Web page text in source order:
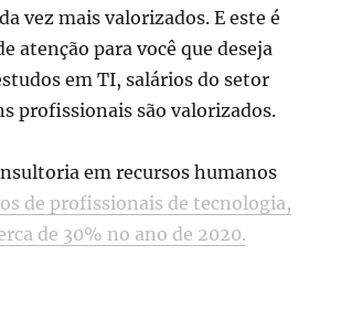
vez mais valorizados. E este é
atenção para você que deseja
em TI, salários do setor
profissionais são valorizados.
em recursos humanos
de profissionais de tecnologia,
de 30% no ano de 2020.